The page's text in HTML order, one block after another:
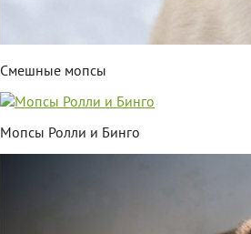
Смешные мопсы
Мопсы Ролли и Бинго